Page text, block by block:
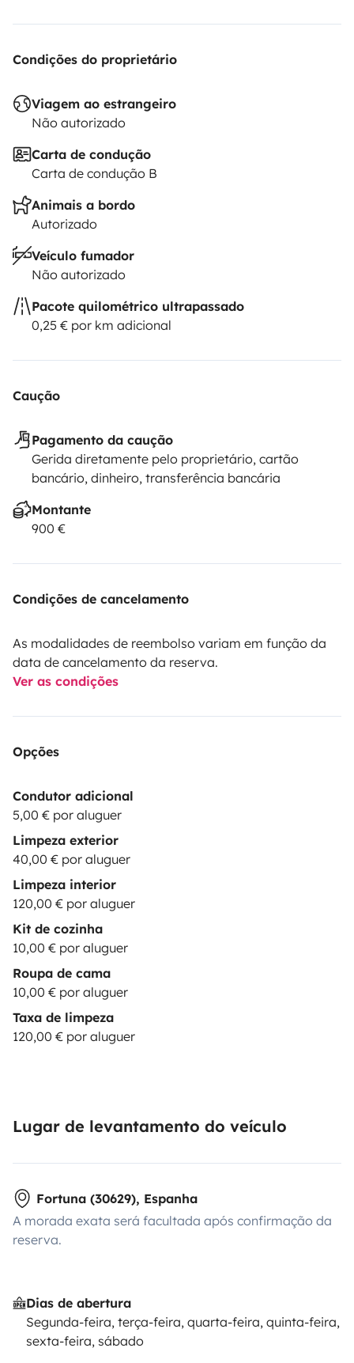
Condições do proprietário
Viagem ao estrangeiro
Não autorizado
Carta de condução
Carta de condução B
Animais a bordo
Autorizado
Veículo fumador
Não autorizado
Pacote quilométrico ultrapassado
0,25 € por km adicional
Caução
Pagamento da caução
Gerida diretamente pelo proprietário, cartão
bancário, dinheiro, transferência bancária
Montante
900 €
Condições de cancelamento
As modalidades de reembolso variam em função da
data de cancelamento da reserva.
Ver as condições
Opções
Condutor adicional
5,00 € por aluguer
Limpeza exterior
40,00 € por aluguer
Limpeza interior
120,00 € por aluguer
Kit de cozinha
10,00 € por aluguer
Roupa de cama
10,00 € por aluguer
Taxa de limpeza
120,00 € por aluguer
Lugar de levantamento do veículo
Fortuna (30629), Espanha
A morada exata será facultada após confirmação da
reserva.
Dias de abertura
Segunda-feira, terça-feira, quarta-feira, quinta-feira,
sexta-feira, sábado